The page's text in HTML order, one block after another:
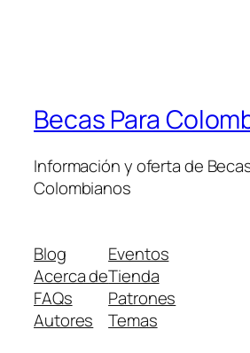
Becas Para
Información y oferta de
Colombianos
Blog
Acerca de
FAQs
Autores
Eventos
Tienda
Patrones
Temas